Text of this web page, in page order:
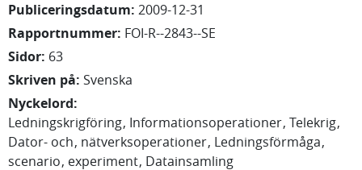
Publiceringsdatum: 2009-12-31
Rapportnummer: FOI-R--2843--SE
Sidor: 63
Skriven på: Svenska
Nyckelord:
Ledningskrigföring Informationsoperationer Telekrig
Dator- och nätverksoperationer Ledningsförmåga
scenario experiment Datainsamling